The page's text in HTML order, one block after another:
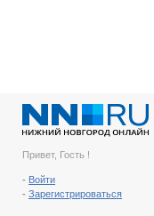
Привет, Гость !
- Войти
- Зарегистрироваться